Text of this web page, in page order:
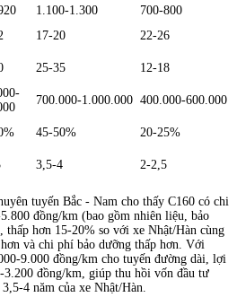
1.100-1.300
700-800
17-20
22-26
25-35 12-18
700.000-1.000.000 400.000-600.000
45-50%
20-25%
3,5-4 2-2,5
tuyến Bắc - Nam cho thấy C160 có chi
đồng/km (bao gồm nhiên liệu, bảo
hơn 15-20% so với xe Nhật/Hàn cùng
và chi phí bảo dưỡng thấp hơn. Với
9.000 đồng/km cho tuyến đường dài, lợi
3.200 đồng/km, giúp thu hồi vốn đầu tư
4 năm của xe Nhật/Hàn.